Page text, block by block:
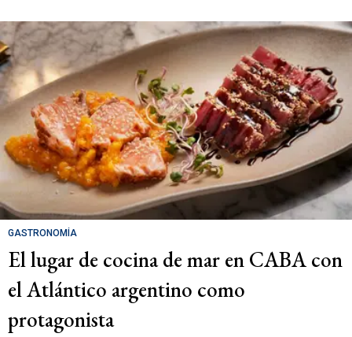
GASTRONOMÍA
El lugar de cocina de mar en CABA con
el Atlántico argentino como
protagonista